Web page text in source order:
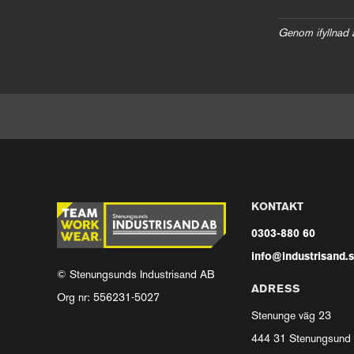
Genom ifyllnad
© Stenungsunds Industrisand AB
Org nr: 556231-5027
KONTAKT
0303-880 60
ADRESS
Stenunge väg 23
444 31 Stenungsund